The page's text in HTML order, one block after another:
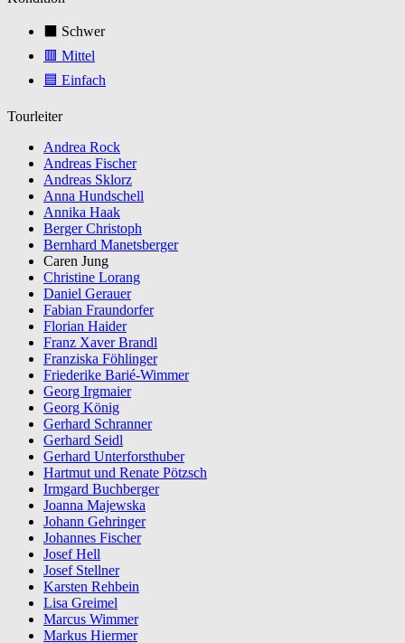
⬛ Schwer
🟥 Mittel
🟦 Einfach
Tourleiter
Andrea Rock
Andreas Fischer
Andreas Sklorz
Anna Hundschell
Annika Haak
Berger Christoph
Bernhard Manetsberger
Caren Jung
Christine Lorang
Daniel Gerauer
Fabian Fraundorfer
Florian Haider
Franz Xaver Brandl
Franziska Föhlinger
Friederike Barié-Wimmer
Georg Irgmaier
Georg König
Gerhard Schranner
Gerhard Seidl
Gerhard Unterforsthuber
Hartmut und Renate Pötzsch
Irmgard Buchberger
Joanna Majewska
Johann Gehringer
Johannes Fischer
Josef Hell
Josef Stellner
Karsten Rehbein
Lisa Greimel
Marcus Wimmer
Markus Hiermer